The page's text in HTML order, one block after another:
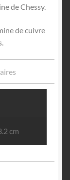
de Chessy.
de cuivre
cm